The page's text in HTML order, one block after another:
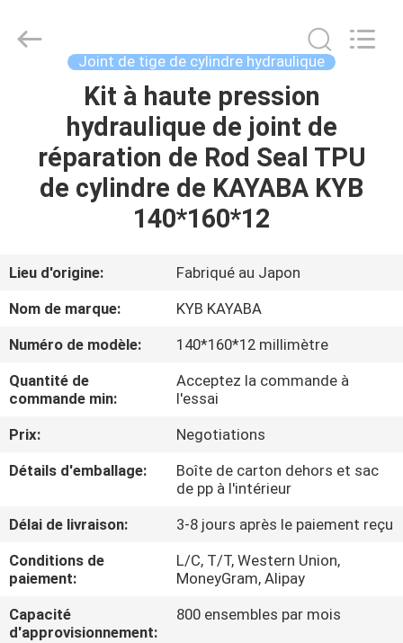
APERÇU
PRODUITS
DE
NOUS
VISITE
D'USINE
CONTRÔLE
DE
QUALITÉ
CONTACT
Midao
Joint de tige de cylindre hydraulique
Kit à haute pression
hydraulique de joint de
réparation de Rod Seal TPU
de cylindre de KAYABA KYB
140*160*12
Lieu d'origine:
Fabriqué au Japon
Nom de marque:
KYB KAYABA
Numéro de modèle:
140*160*12 millimètre
Quantité de
commande min:
Acceptez la commande à
l'essai
Prix:
Negotiations
Détails d'emballage:
Boîte de carton dehors et sac
de pp à l'intérieur
Délai de livraison:
3-8 jours après le paiement reçu
Conditions de
paiement:
L/C, T/T, Western Union,
MoneyGram, Alipay
Capacité
d'approvisionnement:
800 ensembles par mois